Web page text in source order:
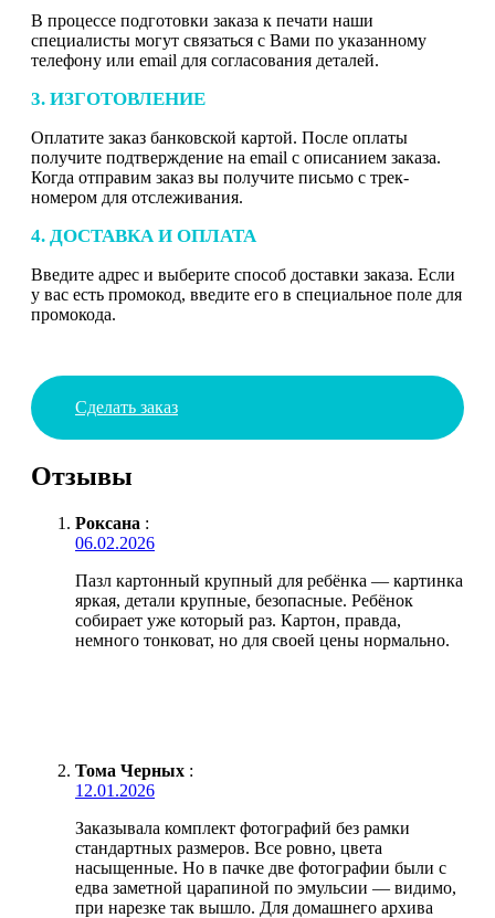
В процессе подготовки заказа к печати наши
специалисты могут связаться с Вами по указанному
телефону или email для согласования деталей.
3. ИЗГОТОВЛЕНИЕ
Оплатите заказ банковской картой. После оплаты
получите подтверждение на email с описанием заказа.
Когда отправим заказ вы получите письмо с трек-
номером для отслеживания.
4. ДОСТАВКА И ОПЛАТА
Введите адрес и выберите способ доставки заказа. Если
у вас есть промокод, введите его в специальное поле для
промокода.
Сделать заказ
Отзывы
Роксана :
06.02.2026
Пазл картонный крупный для ребёнка — картинка
яркая, детали крупные, безопасные. Ребёнок
собирает уже который раз. Картон, правда,
немного тонковат, но для своей цены нормально.
Тома Черных :
12.01.2026
Заказывала комплект фотографий без рамки
стандартных размеров. Все ровно, цвета
насыщенные. Но в пачке две фотографии были с
едва заметной царапиной по эмульсии — видимо,
при нарезке так вышло. Для домашнего архива